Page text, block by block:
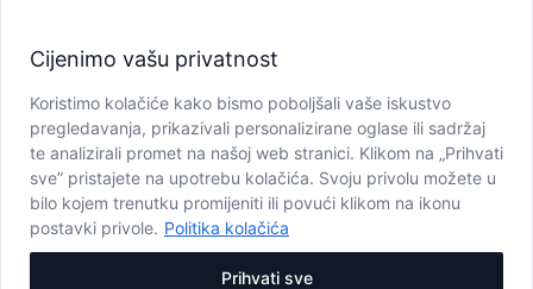
Cijenimo vašu privatnost
Koristimo kolačiće kako bismo poboljšali vaše iskustvo
pregledavanja, prikazivali personalizirane oglase ili sadržaj
te analizirali promet na našoj web stranici. Klikom na „Prihvati
sve” pristajete na upotrebu kolačića. Svoju privolu možete u
bilo kojem trenutku promijeniti ili povući klikom na ikonu
postavki privole. Politika kolačića
Prihvati sve